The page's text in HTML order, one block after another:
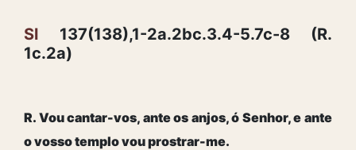
Sl 137(138),1-2a.2bc.3.4-5.7c-8 (R.
1c.2a)
R. Vou cantar-vos, ante os anjos, ó Senhor, e ante
o vosso templo vou prostrar-me.